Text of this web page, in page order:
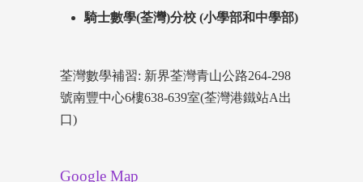
騎士數學(荃灣)分校 (小學部和中學部)
荃灣數學補習: 新界荃灣青山公路264-298
號南豐中心6樓638-639室(荃灣港鐵站A出
口)
Google Map